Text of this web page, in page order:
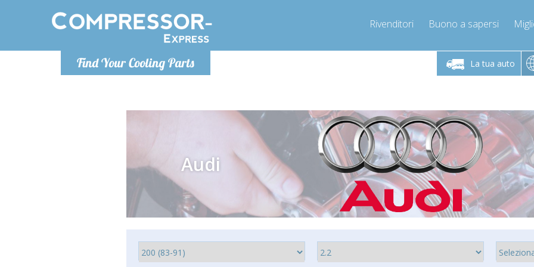
Find Your Cooling Parts
Rivenditori Buono a sapersi
La tua auto
Lunedì-Venerdì 9-12 / 14-17
Chiamaci!
+393278892946
Lunedì-
Audi